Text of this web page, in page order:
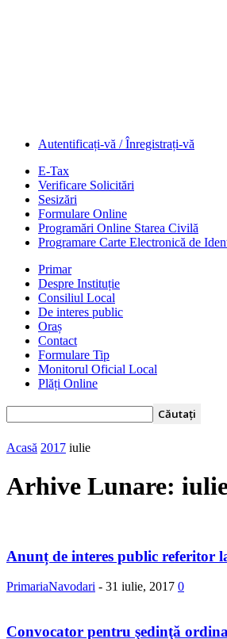
Autentificați-vă / Înregistrați-vă
E-Tax
Verificare Solicitări
Sesizări
Formulare Online
Programări Online Starea Civilă
Programare Carte Electronică de
Primar
Despre Instituție
Consiliul Local
De interes public
Oraș
Contact
Formulare Tip
Monitorul Oficial Local
Plăți Online
Acasă 2017 iulie
Arhive Lunare:
Anunț de interes public referitor
PrimariaNavodari - 31 iulie, 2017 0
Convocator pentru şedinţă